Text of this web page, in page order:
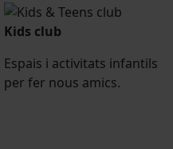
Kids club
Espais i activitats infantils
per fer nous amics.